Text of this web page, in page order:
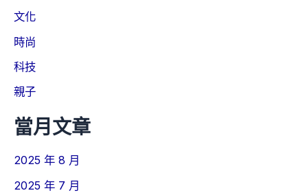
文化
時尚
科技
親子
當月文章
2025 年 8 月
2025 年 7 月